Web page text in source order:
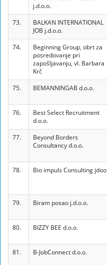
j.d.o.o.
73.
BALKAN INTERNATIONAL
JOB j.d.o.o.
74.
Beginning Group, obrt za
posredovanje pri
zapošljavanju, vl. Barbara
Krč
75. BEMANNINGAB d.o.o.
76.
Best Select Recruitment
d.o.o.
77.
Beyond Borders
Consultancy d.o.o.
78.
Bio impuls Consulting jdoo
79.
Biram posao j.d.o.o.
80.
BIZZY BEE d.o.o.
81.
B-JobConnect d.o.o.